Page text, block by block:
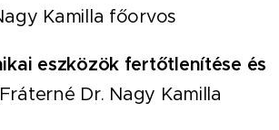
Kamilla főorvos
eszközök fertőtlenítése és
Fráterné Dr. Nagy Kamilla